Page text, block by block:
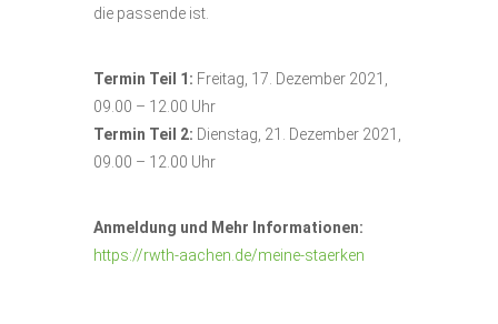
die passende ist.
Termin Teil 1: Freitag, 17. Dezember 2021,
09.00 – 12.00 Uhr
Termin Teil 2: Dienstag, 21. Dezember 2021,
09.00 – 12.00 Uhr
Anmeldung und Mehr Informationen:
https://rwth-aachen.de/meine-staerken